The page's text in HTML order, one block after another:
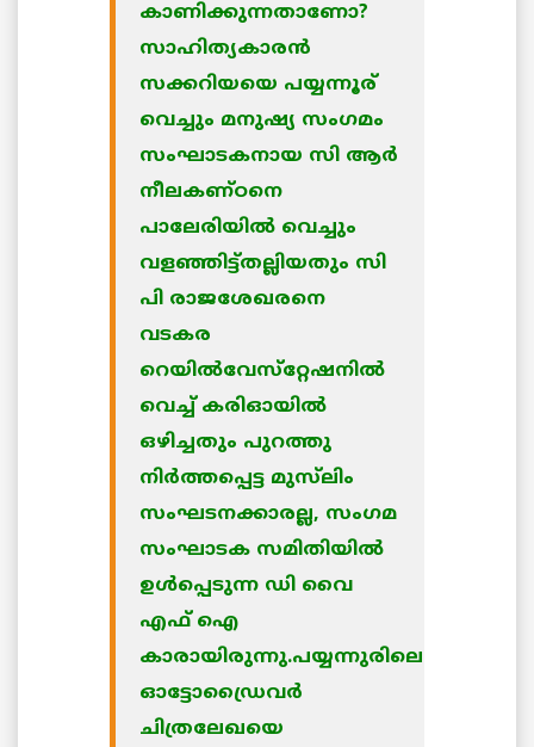
കാണിക്കുന്നതാണോ?
സാഹിത്യകാരന്‍
സക്കറിയയെ പയ്യന്നൂര്
വെച്ചും മനുഷ്യ സംഗമം
സംഘാടകനായ സി ആര്‍
നീലകണ്ഠനെ
പാലേരിയില്‍ വെച്ചും
വളഞ്ഞിട്ട്തല്ലിയതും സി
പി രാജശേഖരനെ
വടകര
റെയില്‍വേസ്‌റ്റേഷനില്‍
വെച്ച് കരിഓയില്‍
ഒഴിച്ചതും പുറത്തു
നിര്‍ത്തപ്പെട്ട മുസ്‌ലിം
സംഘടനക്കാരല്ല, സംഗമ
സംഘാടക സമിതിയില്‍
ഉള്‍പ്പെടുന്ന ഡി വൈ
എഫ് ഐ
കാരായിരുന്നു.പയ്യന്നുരിലെ
ഓട്ടോഡ്രൈവര്‍
ചിത്രലേഖയെ